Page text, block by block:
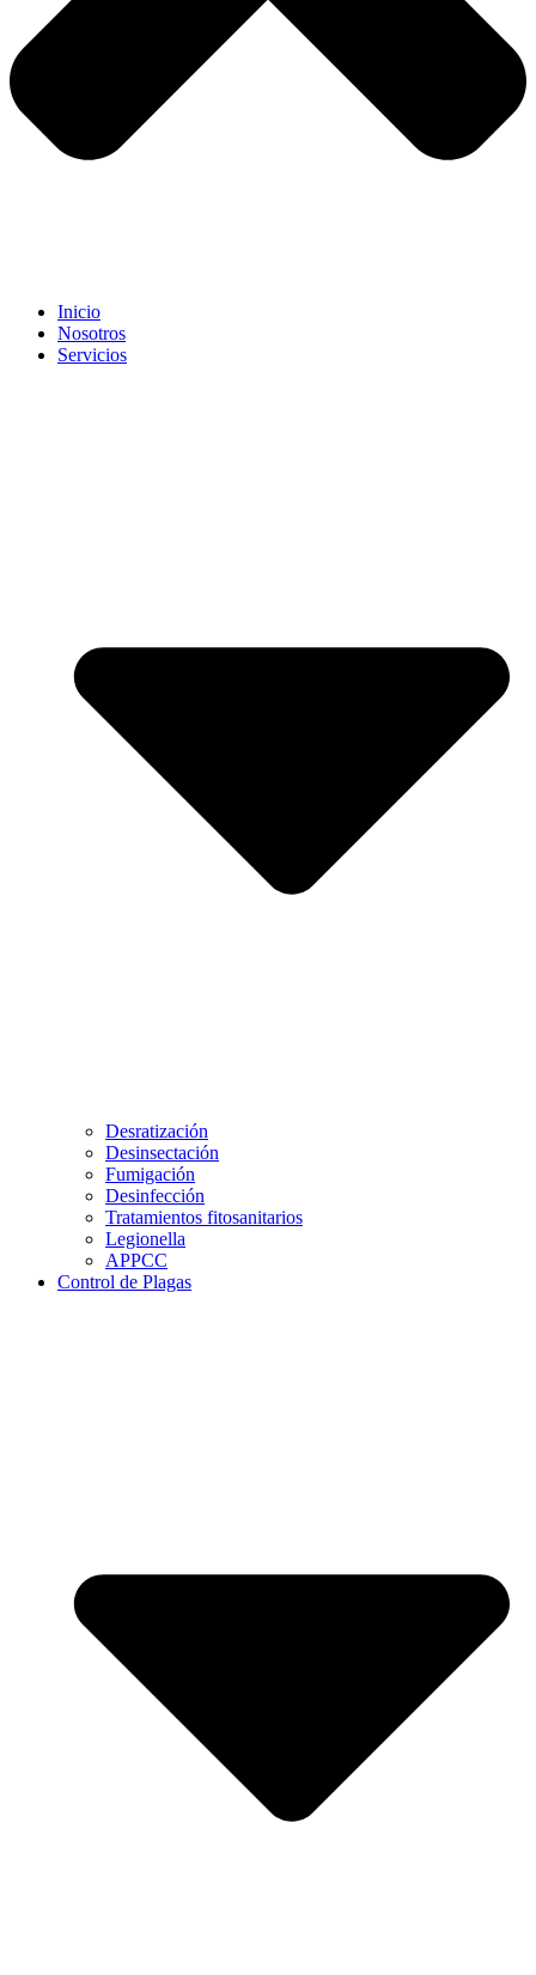
Inicio
Nosotros
Servicios
Desratización
Desinsectación
Fumigación
Desinfección
Tratamientos fitosanitarios
Legionella
APPCC
Control de Plagas